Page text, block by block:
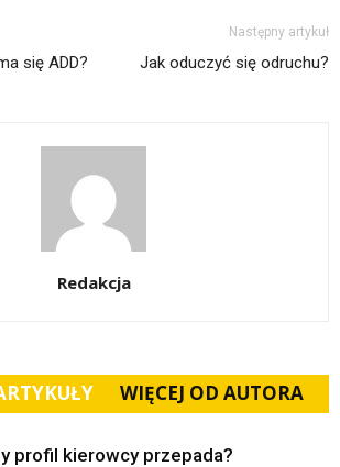
się ADD?
Następny artykuł
Jak oduczyć się odruchu?
Redakcja
WIĘCEJ OD AUTORA
profil kierowcy przepada?